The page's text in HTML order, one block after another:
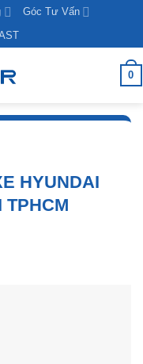
Góc Tư Vấn
0
HYUNDAI
TPHCM